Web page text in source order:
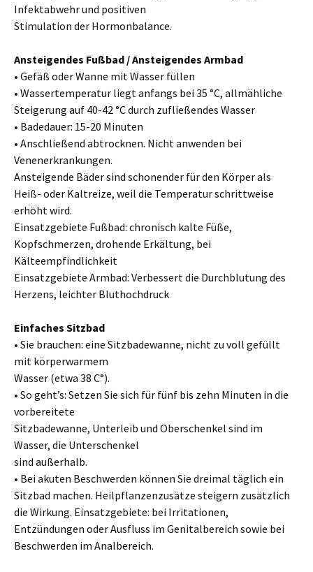
Infektabwehr und positiven
Stimulation der Hormonbalance.
Ansteigendes Fußbad / Ansteigendes Armbad
• Gefäß oder Wanne mit Wasser füllen
• Wassertemperatur liegt anfangs bei 35 °C, allmähliche
Steigerung auf 40-42 °C durch zufließendes Wasser
• Badedauer: 15-20 Minuten
• Anschließend abtrocknen. Nicht anwenden bei
Venenerkrankungen.
Ansteigende Bäder sind schonender für den Körper als
Heiß- oder Kaltreize, weil die Temperatur schrittweise
erhöht wird.
Einsatzgebiete Fußbad: chronisch kalte Füße,
Kopfschmerzen, drohende Erkältung, bei
Kälteempfindlichkeit
Einsatzgebiete Armbad: Verbessert die Durchblutung des
Herzens, leichter Bluthochdruck
Einfaches Sitzbad
• Sie brauchen: eine Sitzbadewanne, nicht zu voll gefüllt
mit körperwarmem
Wasser (etwa 38 C°).
• So geht’s: Setzen Sie sich für fünf bis zehn Minuten in die
vorbereitete
Sitzbadewanne, Unterleib und Oberschenkel sind im
Wasser, die Unterschenkel
sind außerhalb.
• Bei akuten Beschwerden können Sie dreimal täglich ein
Sitzbad machen. Heilpflanzenzusätze steigern zusätzlich
die Wirkung. Einsatzgebiete: bei Irritationen,
Entzündungen oder Ausfluss im Genitalbereich sowie bei
Beschwerden im Analbereich.